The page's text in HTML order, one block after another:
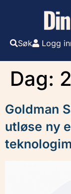
Søk Logg
Dag:
Goldman
utløse ny